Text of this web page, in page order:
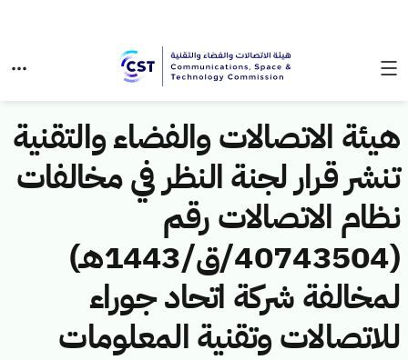
هيئة الاتصالات والفضاء والتقنية
تنشر قرار لجنة النظر في مخالفات
نظام الاتصالات رقم
(40743504/ق/1443هـ)
لمخالفة شركة اتحاد جوراء
للاتصالات وتقنية المعلومات